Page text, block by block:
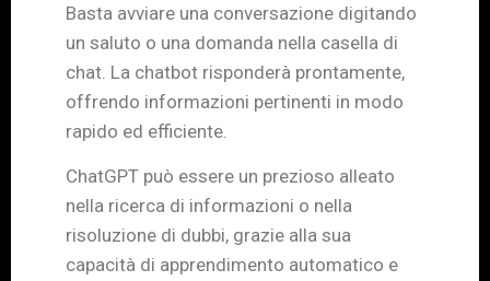
Basta avviare una conversazione digitando
un saluto o una domanda nella casella di
chat. La chatbot risponderà prontamente,
offrendo informazioni pertinenti in modo
rapido ed efficiente.
ChatGPT può essere un prezioso alleato
nella ricerca di informazioni o nella
risoluzione di dubbi, grazie alla sua
capacità di apprendimento automatico e